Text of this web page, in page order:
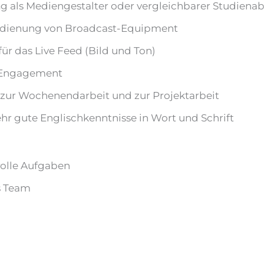
als Mediengestalter oder vergleichbarer
von Broadcast-Equipment
das Live Feed (Bild und Ton)
Wochenendarbeit und zur Projektarbeit
gute Englischkenntnisse in Wort und Schrift
Aufgaben